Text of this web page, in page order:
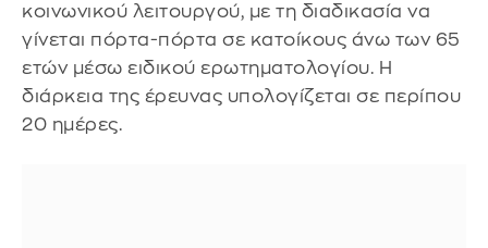
κοινωνικού λειτουργού, με τη διαδικασία να
γίνεται πόρτα-πόρτα σε κατοίκους άνω των 65
ετών μέσω ειδικού ερωτηματολογίου. Η
διάρκεια της έρευνας υπολογίζεται σε περίπου
20 ημέρες.